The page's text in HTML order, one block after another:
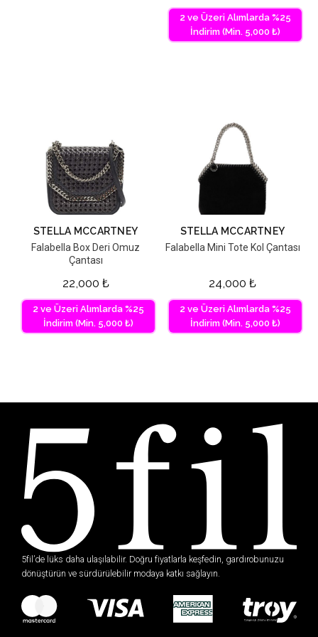
2 ve Üzeri Alımlarda %25
İndirim (Min. 5,000 ₺)
STELLA MCCARTNEY
Falabella Box Deri Omuz
Çantası
22,000 ₺
2 ve Üzeri Alımlarda %25
İndirim (Min. 5,000 ₺)
STELLA MCCARTNEY
Falabella Mini Tote Kol Çantası
24,000 ₺
2 ve Üzeri Alımlarda %25
İndirim (Min. 5,000 ₺)
5fil’de lüks daha ulaşılabilir. Doğru fiyatlarla keşfedin, gardırobunuzu
dönüştürün ve sürdürülebilir modaya katkı sağlayın.